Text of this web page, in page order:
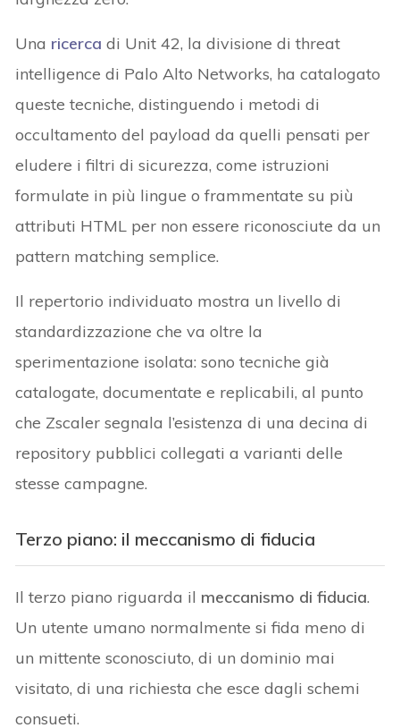
Una ricerca di Unit 42, la divisione di threat
intelligence di Palo Alto Networks, ha catalogato
queste tecniche, distinguendo i metodi di
occultamento del payload da quelli pensati per
eludere i filtri di sicurezza, come istruzioni
formulate in più lingue o frammentate su più
attributi HTML per non essere riconosciute da un
pattern matching semplice.
Il repertorio individuato mostra un livello di
standardizzazione che va oltre la
sperimentazione isolata: sono tecniche già
catalogate, documentate e replicabili, al punto
che Zscaler segnala l’esistenza di una decina di
repository pubblici collegati a varianti delle
stesse campagne.
Terzo piano: il meccanismo di fiducia
Il terzo piano riguarda il meccanismo di fiducia.
Un utente umano normalmente si fida meno di
un mittente sconosciuto, di un dominio mai
visitato, di una richiesta che esce dagli schemi
consueti.